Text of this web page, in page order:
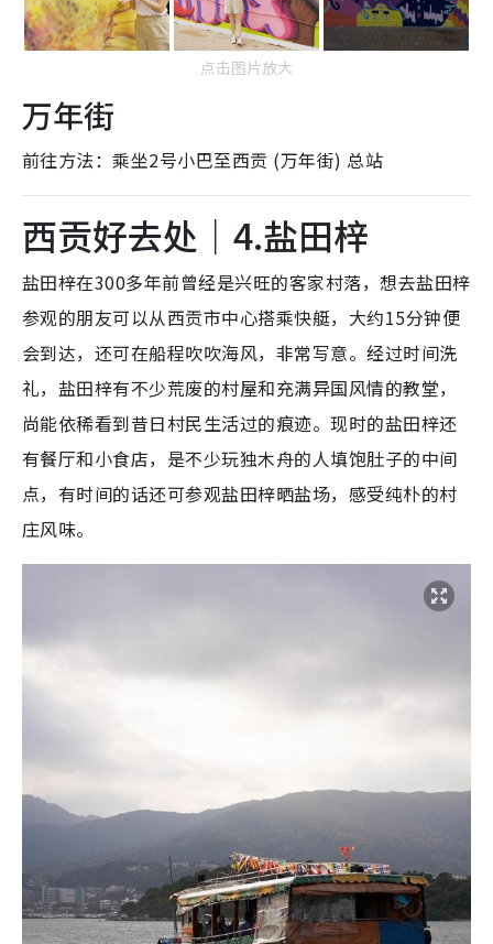
点击图片放大
万年街
前往方法：乘坐2号小巴至西贡 (万年街) 总站
西贡好去处｜4.盐田梓
盐田梓在300多年前曾经是兴旺的客家村落，想去盐田梓
参观的朋友可以从西贡市中心搭乘快艇，大约15分钟便
会到达，还可在船程吹吹海风，非常写意。经过时间洗
礼，盐田梓有不少荒废的村屋和充满异国风情的教堂，
尚能依稀看到昔日村民生活过的痕迹。现时的盐田梓还
有餐厅和小食店，是不少玩独木舟的人填饱肚子的中间
点，有时间的话还可参观盐田梓晒盐场，感受纯朴的村
庄风味。